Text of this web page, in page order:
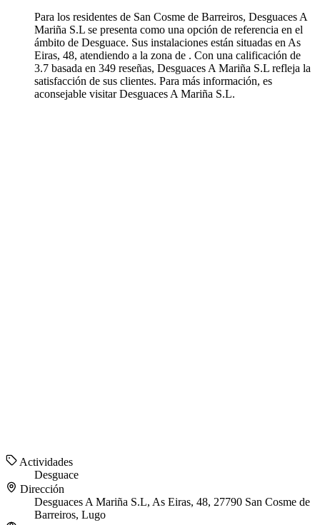
Para los residentes de San Cosme de Barreiros, Desguaces A
Mariña S.L se presenta como una opción de referencia en el
ámbito de Desguace. Sus instalaciones están situadas en As
Eiras, 48, atendiendo a la zona de . Con una calificación de
3.7 basada en 349 reseñas, Desguaces A Mariña S.L refleja la
satisfacción de sus clientes. Para más información, es
aconsejable visitar Desguaces A Mariña S.L.
Actividades
Desguace
Dirección
Desguaces A Mariña S.L, As Eiras, 48, 27790 San Cosme de
Barreiros, Lugo